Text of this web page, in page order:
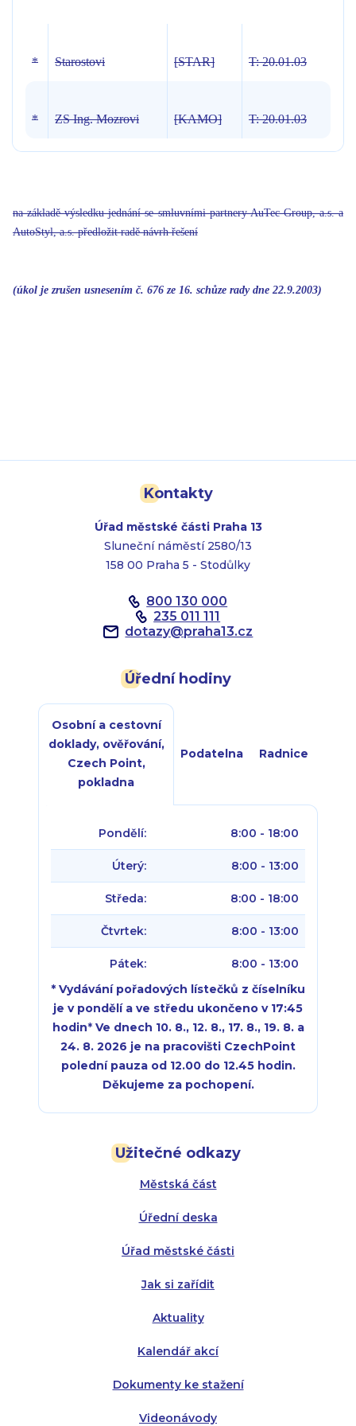
* Starostovi [STAR] T: 20.01.03
* ZS Ing. Mozrovi [KAMO] T: 20.01.03
na základě výsledku jednání se smluvními partnery AuTec Group, a.s. a
AutoStyl, a.s. předložit radě návrh řešení
(úkol je zrušen usnesením č. 676 ze 16. schůze rady dne 22.9.2003)
Kontakty
Úřad městské části Praha 13
Sluneční náměstí 2580/13
158 00 Praha 5 - Stodůlky
800 130 000
235 011 111
dotazy@praha13.cz
Užitečné odkazy
Městská část
Úřední deska
Úřad městské části
Jak si zařídit
Aktuality
Kalendář akcí
Dokumenty ke stažení
Videonávody
Úřední hodiny
Osobní a cestovní
doklady, ověřování,
Czech Point,
pokladna
Podatelna Radnice
Pondělí: 8:00 - 18:00
Úterý: 8:00 - 13:00
Středa: 8:00 - 18:00
Čtvrtek: 8:00 - 13:00
Pátek:
8:00 - 13:00
* Vydávání pořadových lístečků z číselníku
je v pondělí a ve středu ukončeno v 17:45
hodin* Ve dnech 10. 8., 12. 8., 17. 8., 19. 8. a
24. 8. 2026 je na pracovišti CzechPoint
polední pauza od 12.00 do 12.45 hodin.
Děkujeme za pochopení.
Úterý:
Středa:
Čtvrtek:
Pátek:
Úterý:
Středa:
Čtvrtek: